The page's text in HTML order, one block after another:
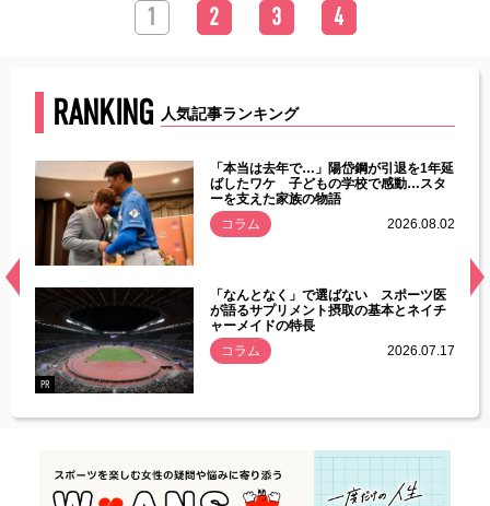
1 2 3 4
RANKING 人気記事ランキング
常
「本当は去年で…」陽岱鋼が引退を1年延
ばしたワケ 子どもの学校で感動…スタ
ーを支えた家族の物語
コラム
2026.08.02
PR
「なんとなく」で選ばない スポーツ医
が語るサプリメント摂取の基本とネイチ
ャーメイドの特長
コラム
2026.07.17